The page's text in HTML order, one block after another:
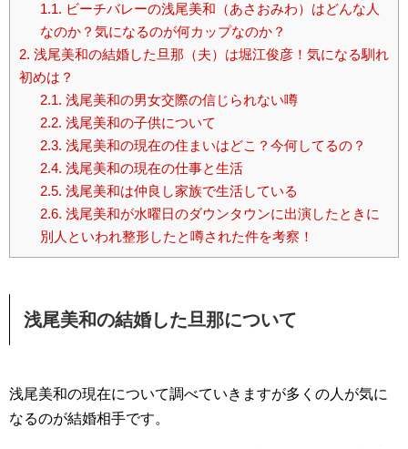
1.1. ビーチバレーの浅尾美和（あさおみわ）はどんな人
なのか？気になるのが何カップなのか？
2. 浅尾美和の結婚した旦那（夫）は堀江俊彦！気になる馴れ
初めは？
2.1. 浅尾美和の男女交際の信じられない噂
2.2. 浅尾美和の子供について
2.3. 浅尾美和の現在の住まいはどこ？今何してるの？
2.4. 浅尾美和の現在の仕事と生活
2.5. 浅尾美和は仲良し家族で生活している
2.6. 浅尾美和が水曜日のダウンタウンに出演したときに
別人といわれ整形したと噂された件を考察！
浅尾美和の結婚した旦那について
浅尾美和の現在について調べていきますが多くの人が気に
なるのが結婚相手です。